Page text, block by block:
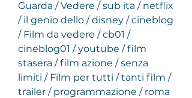
Guarda / Vedere / sub ita / netflix
/ il genio dello / disney / cineblog
/ Film da vedere / cb01 /
cineblog01 / youtube / film
stasera / film azione / senza
limiti / Film per tutti / tanti film /
trailer / programmazione / roma